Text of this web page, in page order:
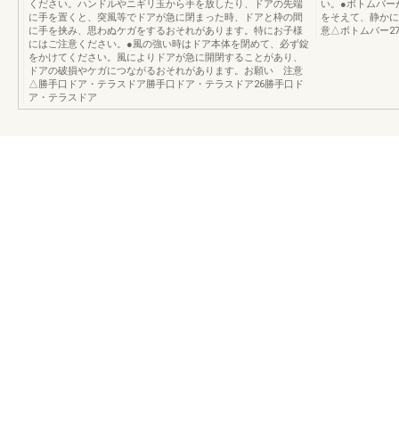
ください。ハンドルやニギリ玉から手を放したり、ドアの先端
に手を置くと、突風等でドアが急に閉まった時、ドアと枠の間
に手を挟み、思わぬケガをするおそれがあります。特にお子様
にはご注意ください。●風の強い時はドア本体を閉めて、必ず錠
をかけてください。風によりドアが急に開閉することがあり、
ドアの破損やケガにつながるおそれがあります。お願い 注意
△勝手口ドア・テラスドア勝手口ドア・テラスドア26勝手口ド
ア・テラスドア
い。●ボトムバー
をそえて、静か
意△ボトムバー